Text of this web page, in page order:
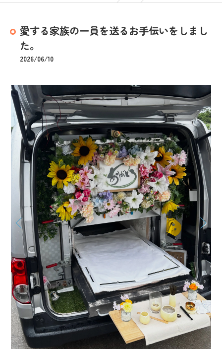
愛する家族の一員を送るお手伝いをしまし
た。
2026/06/10